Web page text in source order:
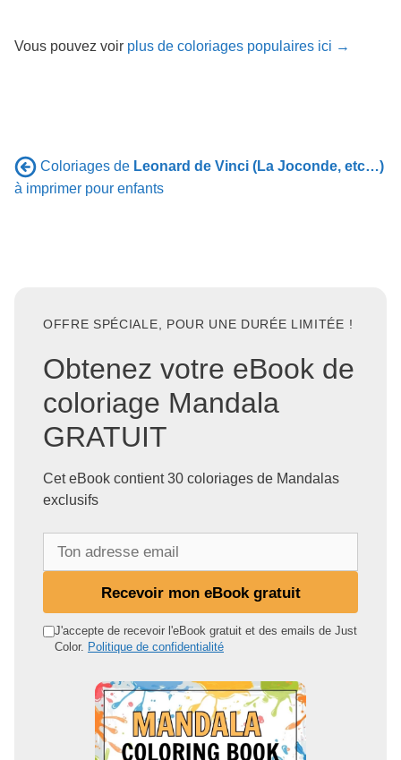
Vous pouvez voir plus de coloriages populaires ici →
Coloriages de Leonard de Vinci (La Joconde, etc…)
à imprimer pour enfants
OFFRE SPÉCIALE, POUR UNE DURÉE LIMITÉE !
Obtenez votre eBook de
coloriage Mandala
GRATUIT
Cet eBook contient 30 coloriages de Mandalas
exclusifs
d
Recevoir mon eBook gratuit
J'accepte de recevoir l'eBook gratuit et des emails de Just
Color. Politique de confidentialité